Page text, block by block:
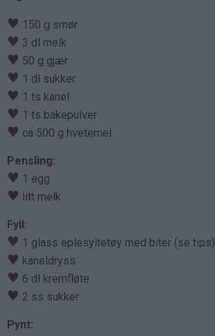
♥ 150 g smør
♥ 3 dl melk
♥ 50 g gjær
♥ 1 dl sukker
♥ 1 ts kanel
♥ 1 ts bakepulver
♥ ca 500 g hvetemel
Pensling:
♥ 1 egg
♥ litt melk
Fyll:
♥ 1 glass eplesyltetøy med biter (se tips)
♥ kaneldryss
♥ 6 dl kremfløte
♥ 2 ss sukker
Pynt: